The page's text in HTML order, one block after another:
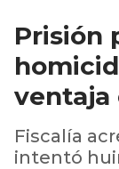
Prisión
ventaja
Fiscalía
intentó